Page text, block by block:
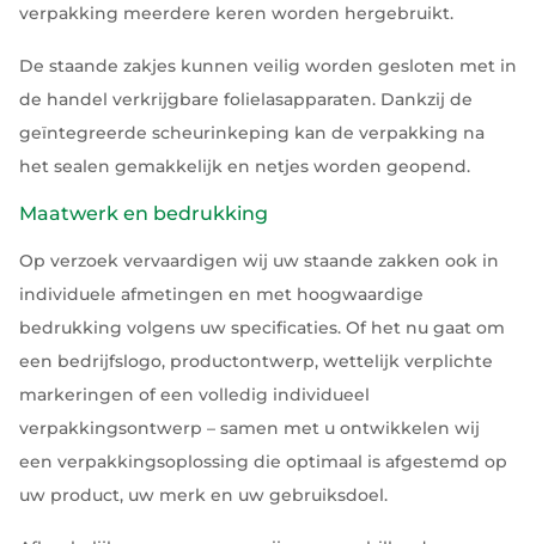
verpakking meerdere keren worden hergebruikt.
De staande zakjes kunnen veilig worden gesloten met in
de handel verkrijgbare folielasapparaten. Dankzij de
geïntegreerde scheurinkeping kan de verpakking na
het sealen gemakkelijk en netjes worden geopend.
Maatwerk en bedrukking
Op verzoek vervaardigen wij uw staande zakken ook in
individuele afmetingen en met hoogwaardige
bedrukking volgens uw specificaties. Of het nu gaat om
een bedrijfslogo, productontwerp, wettelijk verplichte
markeringen of een volledig individueel
verpakkingsontwerp – samen met u ontwikkelen wij
een verpakkingsoplossing die optimaal is afgestemd op
uw product, uw merk en uw gebruiksdoel.